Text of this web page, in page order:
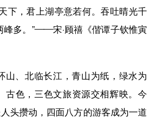
，君上湖亭意若何。吞吐晴光千
峰多。”——宋·顾禧《偕谭子钦惟寅
、北临长江，青山为纸，绿水为
古色，三色文旅资源交相辉映。今
人头攒动，四面八方的游客成为一道